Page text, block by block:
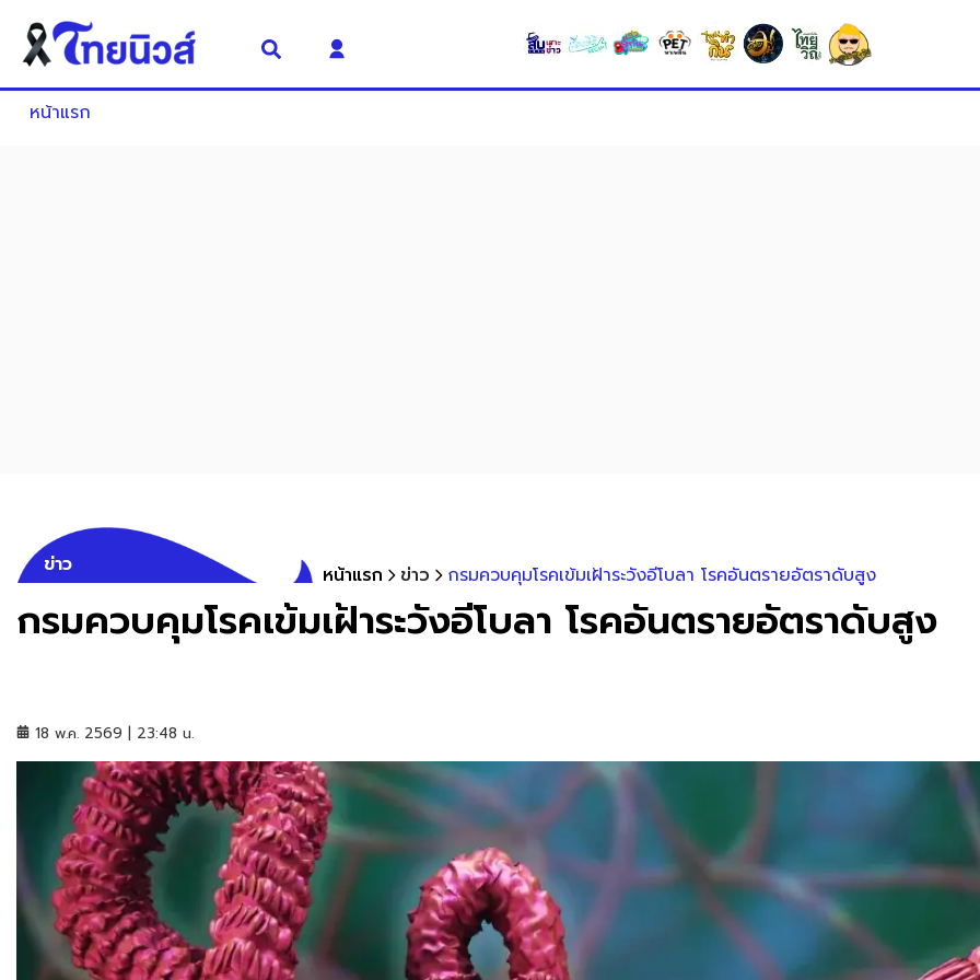
หน้าแรก
ข่าว หน้าแรก ข่าว กรมควบคุมโรคเข้มเฝ้าระวังอีโบลา โรคอันตรายอัตราดับสูง
กรมควบคุมโรคเข้มเฝ้าระวังอีโบลา โรคอันตรายอัตราดับสูง
18 พ.ค. 2569 | 23:48 น.